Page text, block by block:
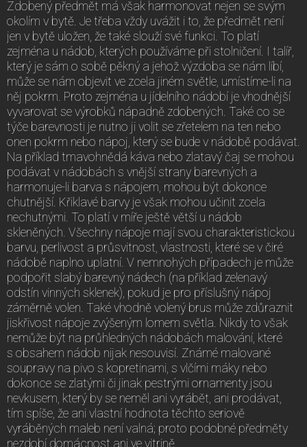
Zdobený předmět má však harmonovat nejen se svým
okolím v bytě. Je třeba vždy uvážit i to, že předmět není
jen v bytě uložen, že také slouží své funkci. To platí
zejména u nádob, kterých používáme při stolničení. I talíř,
který je sám o sobě pěkný a jehož výzdoba se nám líbí,
může se nám objevit ve zcela jiném světle, umístíme-li na
něj pokrm. Proto zejména u jídelního nádobí je vhodnější
vyvarovat se výrobků nápadně zdobených. Také co se
týče barevnosti je nutno ji volit se zřetelem na ten nebo
onen pokrm nebo nápoj, který se bude v nádobě podávat.
Na příklad tmavohnědá káva nebo zlatavý čaj se mohou
podávat v nádobách s vnější strany barevných a
harmonuje-li barva s nápojem, mohou být dokonce
chutnější. Křiklavé barvy je však mohou učinit zcela
nechutnými. To platí v míře ještě větší u nádob
skleněných. Všechny nápoje mají svou charakteristickou
barvu, perlivost a průsvitnost, vlastnosti, které se v čiré
nádobě naplno uplatní. V nemnohých případech je může
podpořit slabý barevný nádech (na příklad zelenavý
odstín vinných sklenek), pokud je pro příslušný nápoj
záměrně volen. Také vhodně volený brus může zdůraznit
jiskřivost nápoje zvýšeným lomem světla. Nikdy to však
nemůže být na průhledných nádobách malování, které
s obsahem nádob nijak nesouvisí. Známé malované
soupravy na pivo s kopretinami, s vlčími máky nebo
dokonce se zlatými či jinak pestrými ornamenty jsou
nevkusem, který by se neměl ani vyrábět, ani prodávat,
tím spíše, že ani vlastní hodnota těchto seriově
vyráběných maleb není valná; proto podobné předměty
nezdobí domácnost ani ve vitrině.